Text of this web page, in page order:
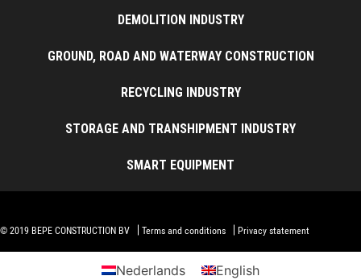
DEMOLITION INDUSTRY
GROUND, ROAD AND WATERWAY CONSTRUCTION
RECYCLING INDUSTRY
STORAGE AND TRANSHIPMENT INDUSTRY
SMART EQUIPMENT
© 2019 BEPE CONSTRUCTION BV Terms and conditions Privacy statement
Nederlands English